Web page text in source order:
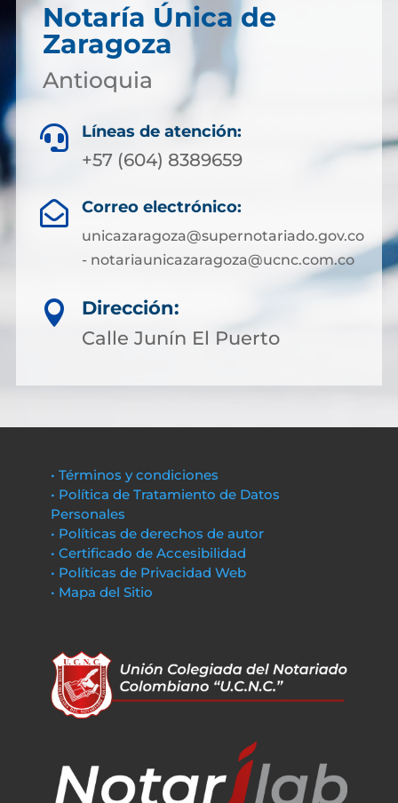
Notaría Única de
Zaragoza
Antioquia
 Líneas de atención:
+57 (604) 8389659
 Correo electrónico:
unicazaragoza@supernotariado.gov.co
- notariaunicazaragoza@ucnc.com.co

Dirección:
Calle Junín El Puerto
• Términos y condiciones
• Política de Tratamiento de Datos
Personales
• Políticas de derechos de autor
• Certificado de Accesibilidad
• Políticas de Privacidad Web
• Mapa del Sitio